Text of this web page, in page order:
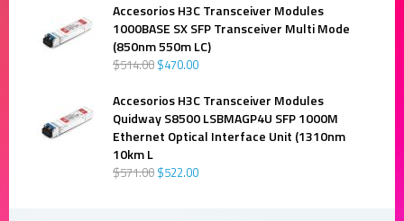
Accesorios H3C Transceiver Modules
1000BASE SX SFP Transceiver Multi Mode
(850nm 550m LC)
$514.00 $470.00
Accesorios H3C Transceiver Modules
Quidway S8500 LSBMAGP4U SFP 1000M
Ethernet Optical Interface Unit (1310nm
10km L
$571.00 $522.00